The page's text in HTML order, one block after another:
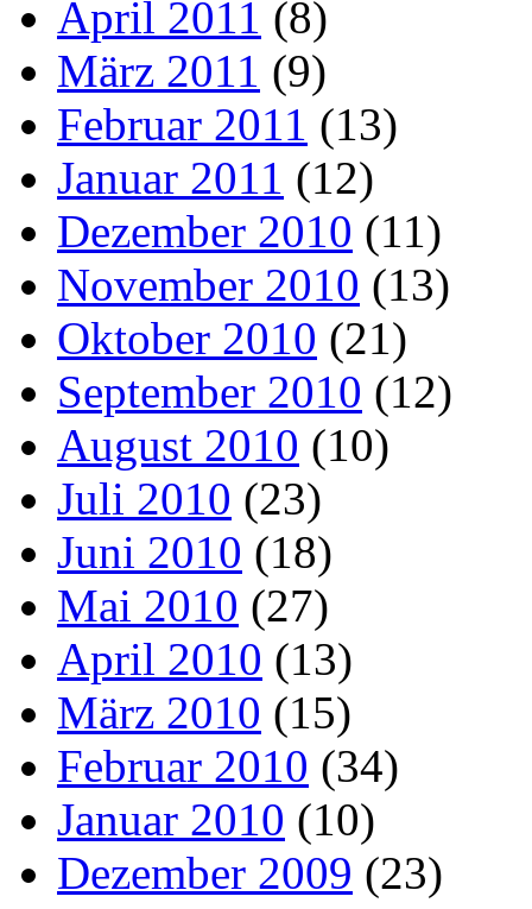
April 2011 (8)
März 2011 (9)
Februar 2011 (13)
Januar 2011 (12)
Dezember 2010 (11)
November 2010 (13)
Oktober 2010 (21)
September 2010 (12)
August 2010 (10)
Juli 2010 (23)
Juni 2010 (18)
Mai 2010 (27)
April 2010 (13)
März 2010 (15)
Februar 2010 (34)
Januar 2010 (10)
Dezember 2009 (23)